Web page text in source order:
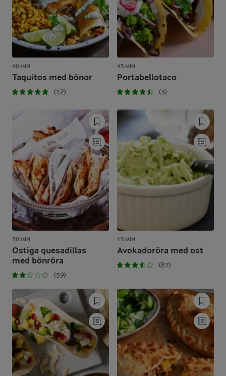
40 MIN
Taquitos med bönor
(12)
45 MIN
Portabellotaco
(3)
30 MIN
Ostiga quesadillas
med bönröra
(59)
15 MIN
Avokadoröra med ost
(87)